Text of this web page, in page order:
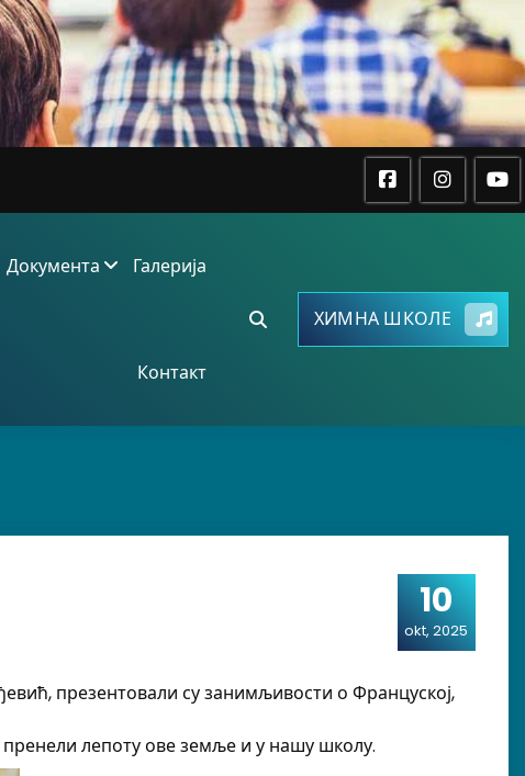
Документа Галерија
Контакт
ХИМНА ШКОЛЕ
10
okt, 2025
презентовали су занимљивости о Француској,
лепоту ове земље и у нашу школу.